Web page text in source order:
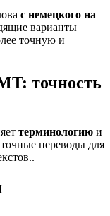
с немецкого на
варианты
точную и
точность
терминологию и
переводы для